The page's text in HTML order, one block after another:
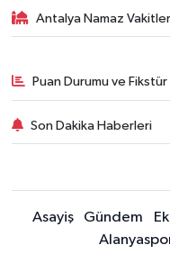
Antalya Namaz
Puan Durumu ve Fikstür
Son Dakika Haberleri
Asayiş Gündem